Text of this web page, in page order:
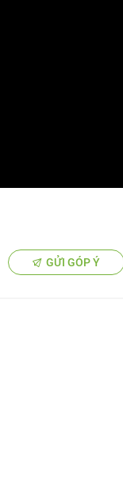
GỬI GÓP Ý